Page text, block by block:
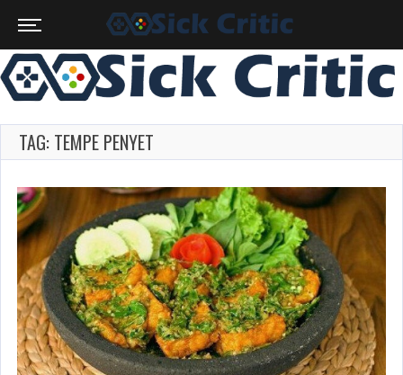
TAG: TEMPE PENYET